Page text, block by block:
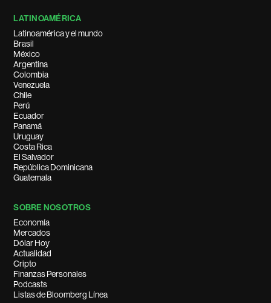
LATINOAMÉRICA
Latinoamérica y el mundo
Brasil
México
Argentina
Colombia
Venezuela
Chile
Perú
Ecuador
Panamá
Uruguay
Costa Rica
El Salvador
República Dominicana
Guatemala
SOBRE NOSOTROS
Economía
Mercados
Dólar Hoy
Actualidad
Cripto
Finanzas Personales
Podcasts
Listas de Bloomberg Línea